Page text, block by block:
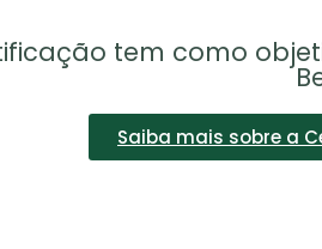
tem como
Saiba mais sobre a